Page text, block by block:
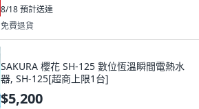
8/18預計送達
免費退貨
SAKURA 櫻花 SH-125 數位恆溫瞬間電熱水
器, SH-125[超商上限1台]
$5,200